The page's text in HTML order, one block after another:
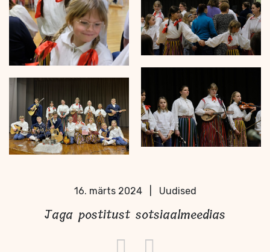
16. märts 2024 Uudised
Jaga postitust sotsiaalmeedias